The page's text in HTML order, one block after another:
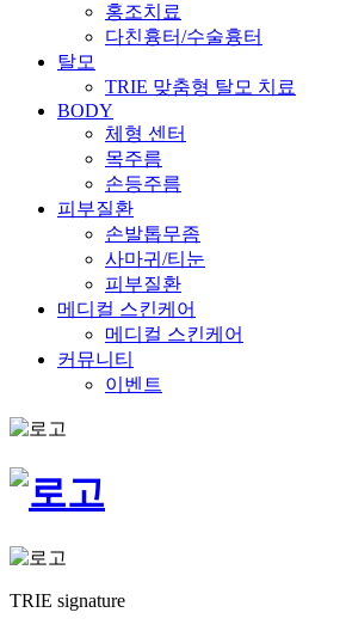
홍조치료
다친흉터/수술흉터
탈모
TRIE 맞춤형 탈모 치료
BODY
체형 센터
목주름
손등주름
피부질환
손발톱무좀
사마귀/티눈
피부질환
메디컬 스킨케어
메디컬 스킨케어
커뮤니티
이벤트
TRIE signature